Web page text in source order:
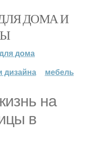
ДОМА И
дома
дизайна мебель
на
в